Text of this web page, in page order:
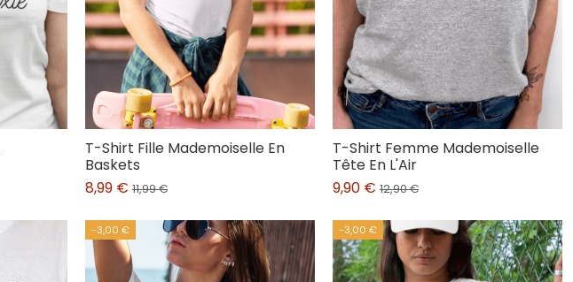
T-Shirt Fille Mademoiselle En
Baskets
8,99 € 11,99 €
T-Shirt Femme Mademoiselle
Tête En L'Air
9,90 € 12,90 €
-3,00 € -3,00 €